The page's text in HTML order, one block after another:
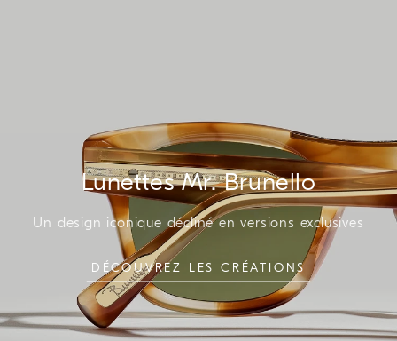
Lunettes Mr. Brunello
Un design iconique décliné en versions exclusives
DÉCOUVREZ LES CRÉATIONS